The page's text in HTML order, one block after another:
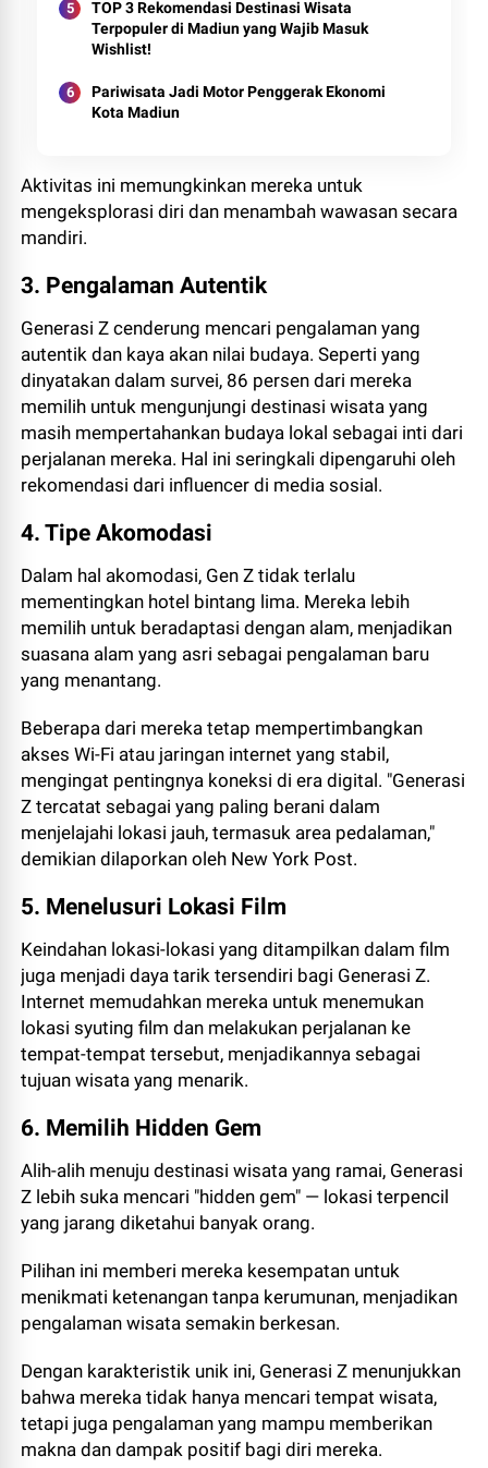
TOP 3 Rekomendasi Destinasi Wisata
Terpopuler di Madiun yang Wajib Masuk
Wishlist!
Pariwisata Jadi Motor Penggerak Ekonomi
Kota Madiun
Aktivitas ini memungkinkan mereka untuk
mengeksplorasi diri dan menambah wawasan secara
mandiri.
3. Pengalaman Autentik
Generasi Z cenderung mencari pengalaman yang
autentik dan kaya akan nilai budaya. Seperti yang
dinyatakan dalam survei, 86 persen dari mereka
memilih untuk mengunjungi destinasi wisata yang
masih mempertahankan budaya lokal sebagai inti dari
perjalanan mereka. Hal ini seringkali dipengaruhi oleh
rekomendasi dari influencer di media sosial.
4. Tipe Akomodasi
Dalam hal akomodasi, Gen Z tidak terlalu
mementingkan hotel bintang lima. Mereka lebih
memilih untuk beradaptasi dengan alam, menjadikan
suasana alam yang asri sebagai pengalaman baru
yang menantang.
Beberapa dari mereka tetap mempertimbangkan
akses Wi-Fi atau jaringan internet yang stabil,
mengingat pentingnya koneksi di era digital. "Generasi
Z tercatat sebagai yang paling berani dalam
menjelajahi lokasi jauh, termasuk area pedalaman,"
demikian dilaporkan oleh New York Post.
5. Menelusuri Lokasi Film
Keindahan lokasi-lokasi yang ditampilkan dalam film
juga menjadi daya tarik tersendiri bagi Generasi Z.
Internet memudahkan mereka untuk menemukan
lokasi syuting film dan melakukan perjalanan ke
tempat-tempat tersebut, menjadikannya sebagai
tujuan wisata yang menarik.
6. Memilih Hidden Gem
Alih-alih menuju destinasi wisata yang ramai, Generasi
Z lebih suka mencari "hidden gem" — lokasi terpencil
yang jarang diketahui banyak orang.
Pilihan ini memberi mereka kesempatan untuk
menikmati ketenangan tanpa kerumunan, menjadikan
pengalaman wisata semakin berkesan.
Dengan karakteristik unik ini, Generasi Z menunjukkan
bahwa mereka tidak hanya mencari tempat wisata,
tetapi juga pengalaman yang mampu memberikan
makna dan dampak positif bagi diri mereka.